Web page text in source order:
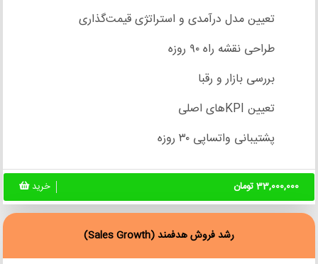
تعیین مدل درآمدی و استراتژی قیمت‌گذاری
طراحی نقشه راه ۹۰ روزه
بررسی بازار و رقبا
تعیین KPIهای اصلی
پشتیبانی واتساپی ۳۰ روزه
33,000,000 تومان خرید
رشد فروش هدفمند (Sales Growth)